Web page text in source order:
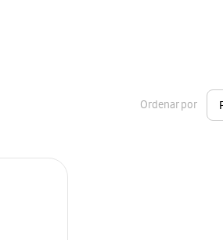
Ordenar por